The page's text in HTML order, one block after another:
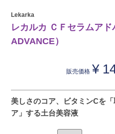
Lekarka
レカルカ ＣＦセラムア
ADVANCE）
販売価格 ¥
美しさのコア、ビタミンCを
ア」する土台美容液